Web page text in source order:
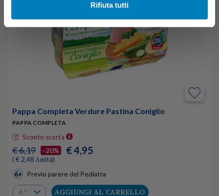
Rifiuta tutti
Pappa Completa Verdure Pastina Coniglio
PAPPA COMPLETA
Sconto scorta
€ 6,19 -20% € 4,95
( € 2,48 /unità)
6+ Previo parere del Pediatra
AGGIUNGI AL CARRELLO